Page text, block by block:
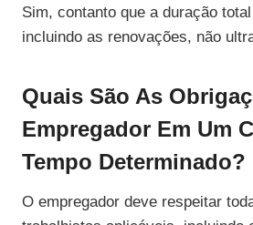
Sim, contanto que a duração
incluindo as renovações, não
Quais São As
Empregador Em Um
Tempo Determinado?
O empregador deve respeitar